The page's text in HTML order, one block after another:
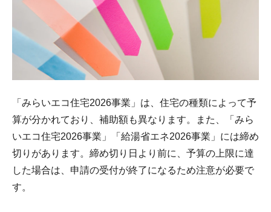
「みらいエコ住宅2026事業」は、住宅の種類によって予
算が分かれており、補助額も異なります。また、「みら
いエコ住宅2026事業」「給湯省エネ2026事業」には締め
切りがあります。締め切り日より前に、予算の上限に達
した場合は、申請の受付が終了になるため注意が必要で
す。